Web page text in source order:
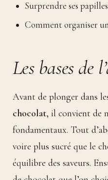
Surprendre ses
Comment organiser
Les bases de
Avant de plonger dans
chocolat, il convient de
fondamentaux. Tout
voire plus sucré que le
équilibre des saveurs.